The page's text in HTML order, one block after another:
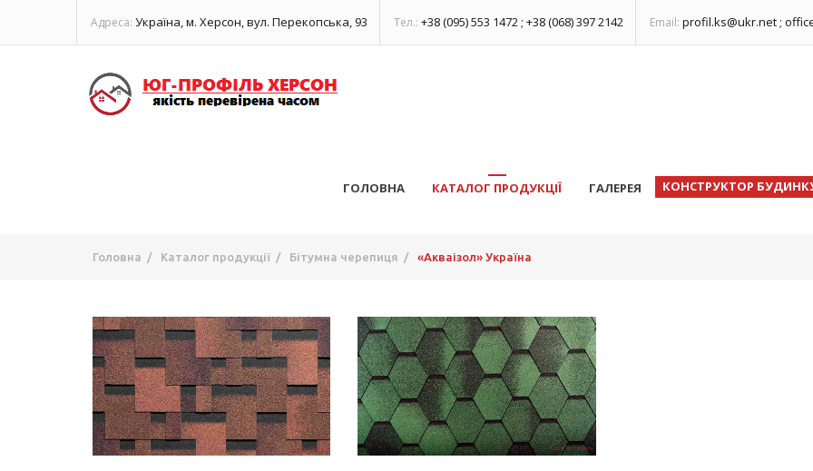
Адреса: Україна, м. Херсон, вул. Перекопська, 93 Тел.: +38 (095) 553 1472 ; +38 (068) 397 2142 Email: profil.ks@ukr.net ;
ГОЛОВНА КАТАЛОГ ПРОДУКЦІЇ ГАЛЕРЕЯ КОНСТРУКТОР
Головна / Каталог продукції / Бітумна черепиця / «Акваізол» Україна
Детально Детально